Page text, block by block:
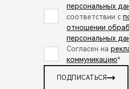
персональных
соответствии с
отношении
персональных
Согласен на
коммуникацию*
ПОДПИСАТЬСЯ